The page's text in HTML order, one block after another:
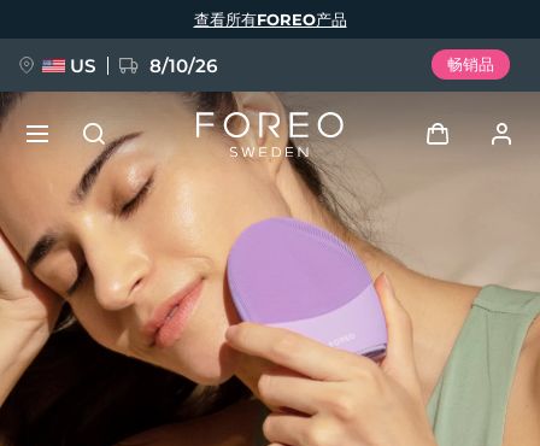
查看所有FOREO产品
US 8/10/26 畅销品
用户信息
我的设备
我的订单
新品
FAQ™ Pure Beauty-Tech Elixir
BREAKING NEWS
语言
English Deutsch
Español
Français
Italiano
Português
Svenska
Русский